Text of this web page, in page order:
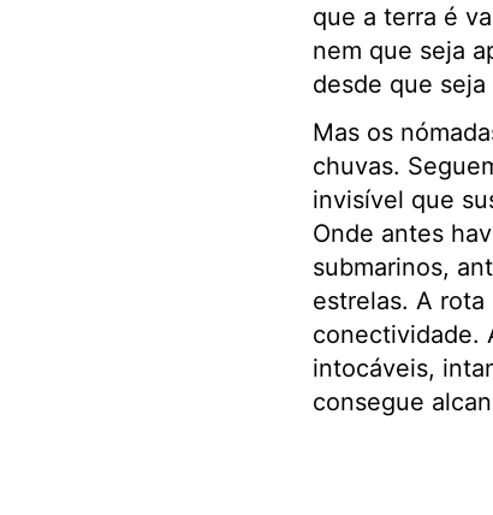
que a terra é
nem que seja
desde que
Mas os
chuvas.
invisível que
Onde antes
submarinos,
estrelas. A rota
conectividade.
intocáveis,
consegue